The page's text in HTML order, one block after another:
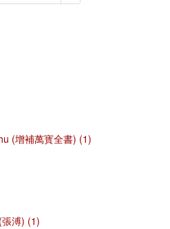
(增補萬寳全書) (1)
溥) (1)